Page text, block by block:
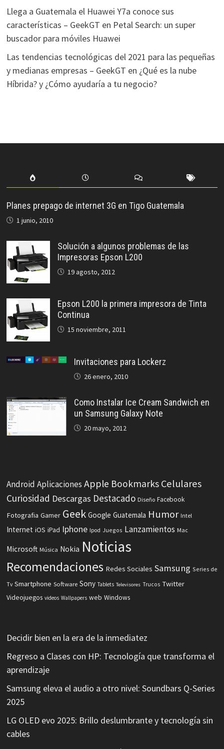
Llega a Guatemala el Huawei Y7a conoce sus
características – GeekGT en Petal Search: un super
buscador para móviles Huawei
Las tendencias tecnológicas del 2021 para las pequeñas
y medianas empresas – GeekGT en ¿Qué es la nube
Híbrida? y ¿Cómo ayudaría a tu negocio?
Planes prepago de internet 3G en Tigo Guatemala
1 junio, 2010
Solución a algunos problemas de las
Impresoras Epson L200
19 agosto, 2012
Epson L200 la primera impresora de Tinta
Continua
15 noviembre, 2011
Invitaciones para Lockerz
26 enero, 2010
Como Instalar Ice Cream Sandwich en
un Samsung Galaxy Note
20 mayo, 2012
Android Aplicaciones Apple Bookmarks Celulares
Curiosidad Descargas Destacado Diseño Facebook
Fotografia Gamer Geek Google Guatemala Humor Intel
Internet iOS iPad Iphone Ipod Juegos Lanzamientos Mac
Microsoft Música Nokia Noticias
Recomendaciones Redes Sociales Samsung Series de
Tv Smartphone Software Sony Tablets Televisores Trucos Twitter
Videojuegos videos Wallpapers web Windows
Decidir bien en la era de la inmediatez
Regreso a Clases con HP: Tecnología que transforma el
aprendizaje
Samsung eleva el audio a otro nivel: Soundbars Q-Series
2025
LG OLED evo 2025: Brillo deslumbrante y tecnología sin
cables